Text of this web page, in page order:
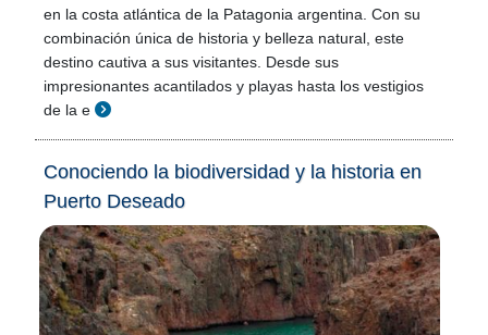
en la costa atlántica de la Patagonia argentina. Con su
combinación única de historia y belleza natural, este
destino cautiva a sus visitantes. Desde sus
impresionantes acantilados y playas hasta los vestigios
de la e
Conociendo la biodiversidad y la historia en
Puerto Deseado